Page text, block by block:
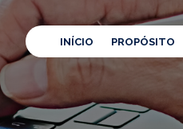
INÍCIO PROPÓSITO